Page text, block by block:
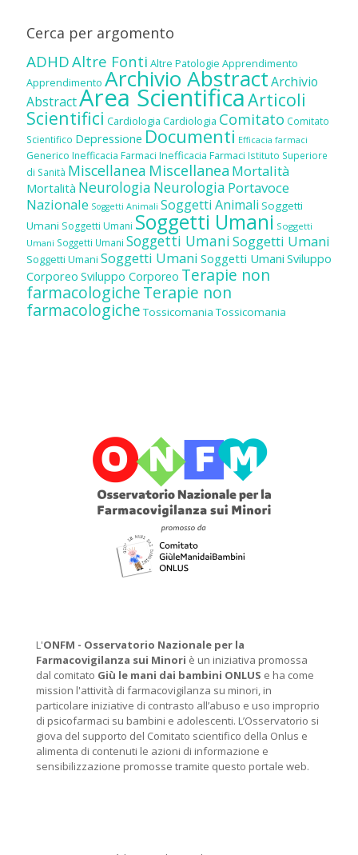
Cerca per argomento
ADHDAltre Fonti Altre Patologie Apprendimento
Apprendimento Archivio AbstractArchivio
AbstractArea ScientificaArticoli
Scientifici Cardiologia Cardiologia Comitato Comitato
Scientifico Depressione Documenti Efficacia farmaci
Generico Inefficacia Farmaci Inefficacia Farmaci Istituto Superiore
di Sanità Miscellanea Miscellanea Mortalità
Mortalità Neurologia Neurologia Portavoce
Nazionale Soggetti Animali Soggetti Animali Soggetti
Umani Soggetti Umani Soggetti Umani Soggetti
Umani Soggetti Umani Soggetti UmaniSoggetti Umani
Soggetti Umani Soggetti Umani Soggetti Umani Sviluppo
Corporeo Sviluppo Corporeo Terapie non
farmacologicheTerapie non
farmacologiche Tossicomania Tossicomania
L'ONFM - Osservatorio Nazionale per la
Farmacovigilanza sui Minori è un iniziativa promossa
dal comitato Giù le mani dai bambini ONLUS e ha come
mission l'attività di farmacovigilanza su minori, in
particolare iniziative di contrasto all’abuso e uso improprio
di psicofarmaci su bambini e adolescenti. L’Osservatorio si
giova del supporto del Comitato scientifico della Onlus e
alimenta di contenuti le azioni di informazione e
sensibilizzazione promosse tramite questo portale web.